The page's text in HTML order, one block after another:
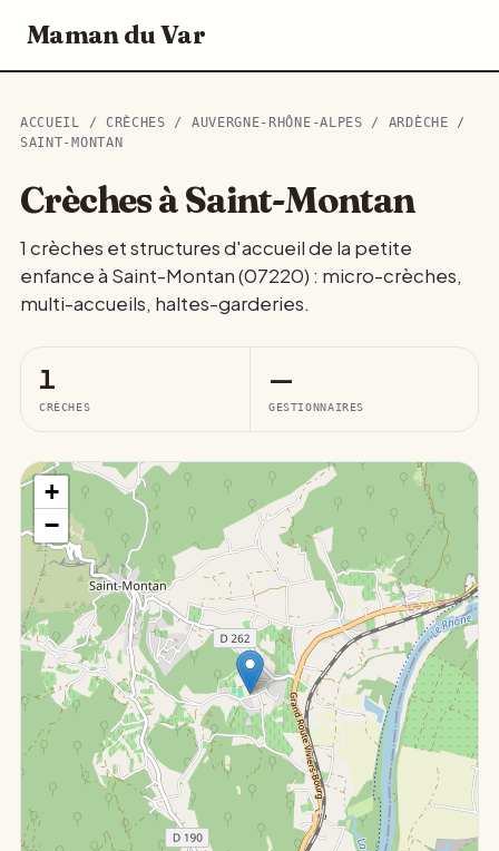
Maman du Var
ACCUEIL / CRÈCHES / AUVERGNE-RHÔNE-ALPES / ARDÈCHE /
SAINT-MONTAN
Crèches à Saint-Montan
1 crèches et structures d'accueil de la petite
enfance à Saint-Montan (07220) : micro-crèches,
multi-accueils, haltes-garderies.
1
CRÈCHES
—
GESTIONNAIRES
+
−